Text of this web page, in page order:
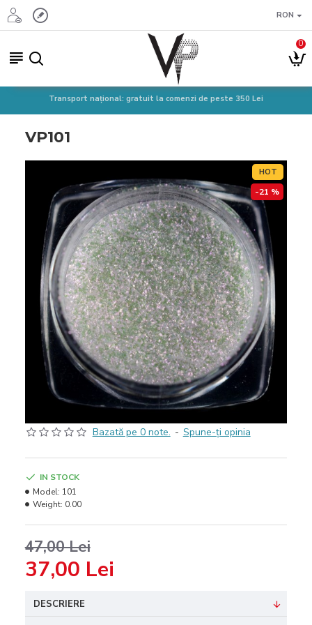
RON
0
Transport național: gratuit la comenzi de peste 350 Lei
VP101
HOT
-21 %
Bazată pe 0 note. - Spune-ţi opinia
37,00 Lei
47,00 Lei
IN STOCK
Model: 101
Weight: 0.00
DESCRIERE